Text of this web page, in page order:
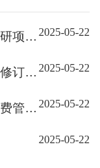
2025-05-22
项目
2025-05-22
订印
2025-05-22
管理
2025-05-22